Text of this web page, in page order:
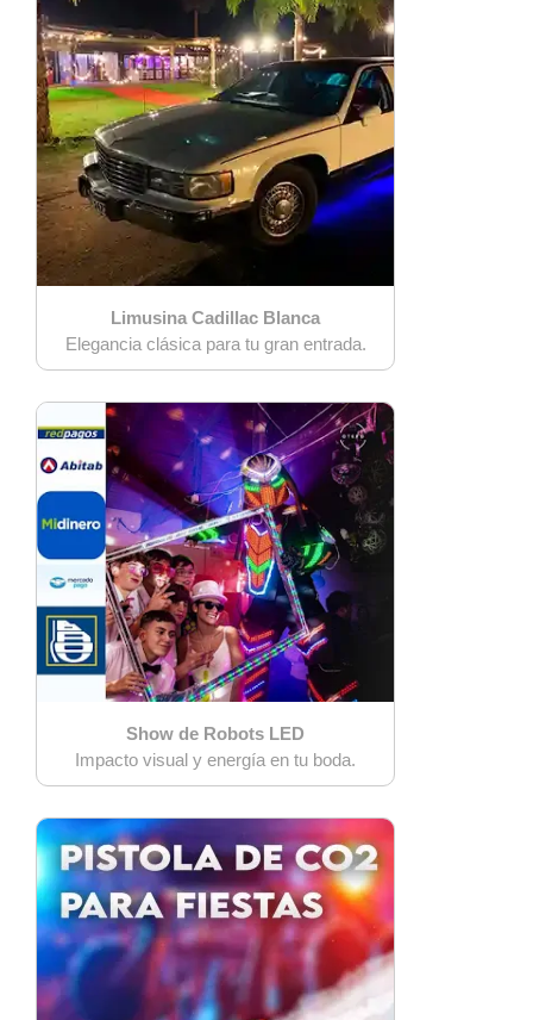
Limusina Cadillac Blanca
Elegancia clásica para tu gran entrada.
Show de Robots LED
Impacto visual y energía en tu boda.